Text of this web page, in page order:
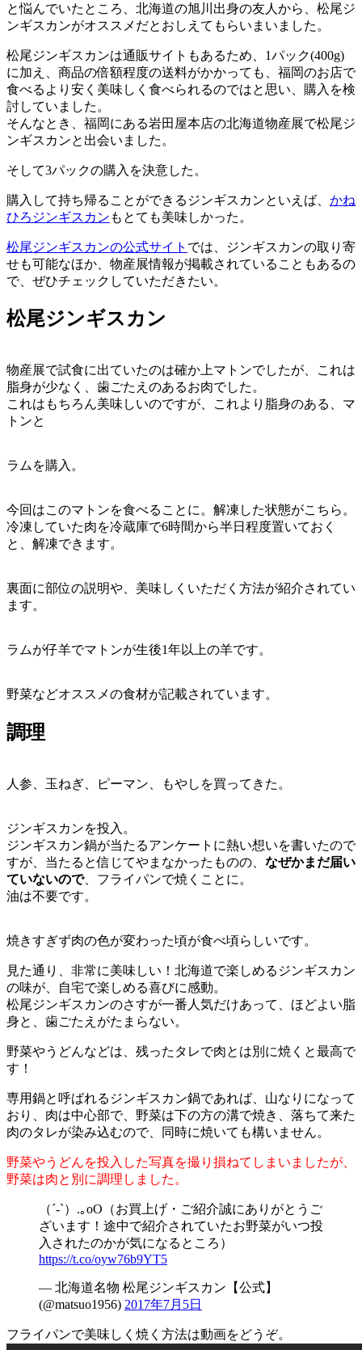
と悩んでいたところ、北海道の旭川出身の友人から、松尾ジ
ンギスカンがオススメだとおしえてもらいまいました。
松尾ジンギスカンは通販サイトもあるため、1パック(400g)
に加え、商品の倍額程度の送料がかかっても、福岡のお店で
食べるより安く美味しく食べられるのではと思い、購入を検
討していました。
そんなとき、福岡にある岩田屋本店の北海道物産展で松尾ジ
ンギスカンと出会いました。
そして3パックの購入を決意した。
購入して持ち帰ることができるジンギスカンといえば、 かね
ひろジンギスカン もとても美味しかった。
松尾ジンギスカンの公式サイト では、ジンギスカンの取り寄
せも可能なほか、物産展情報が掲載されていることもあるの
で、ぜひチェックしていただきたい。
松尾ジンギスカン
物産展で試食に出ていたのは確か上マトンでしたが、これは
脂身が少なく、歯ごたえのあるお肉でした。
これはもちろん美味しいのですが、これより脂身のある、マ
トンと
ラムを購入。
今回はこのマトンを食べることに。解凍した状態がこちら。
冷凍していた肉を冷蔵庫で6時間から半日程度置いておく
と、解凍できます。
裏面に部位の説明や、美味しくいただく方法が紹介されてい
ます。
ラムが仔羊でマトンが生後1年以上の羊です。
野菜などオススメの食材が記載されています。
調理
人参、玉ねぎ、ピーマン、もやしを買ってきた。
ジンギスカンを投入。
ジンギスカン鍋が当たるアンケートに熱い想いを書いたので
すが、当たると信じてやまなかったものの、 なぜかまだ届い
ていないので、フライパンで焼くことに。
油は不要です。
焼きすぎず肉の色が変わった頃が食べ頃らしいです。
見た通り、非常に美味しい！北海道で楽しめるジンギスカン
の味が、自宅で楽しめる喜びに感動。
松尾ジンギスカンのさすが一番人気だけあって、ほどよい脂
身と、歯ごたえがたまらない。
野菜やうどんなどは、残ったタレで肉とは別に焼くと最高で
す！
専用鍋と呼ばれるジンギスカン鍋であれば、山なりになって
おり、肉は中心部で、野菜は下の方の溝で焼き、落ちて来た
肉のタレが染み込むので、同時に焼いても構いません。
野菜やうどんを投入した写真を撮り損ねてしまいましたが、
野菜は肉と別に調理しました。
（´-`）.｡oO（お買上げ・ご紹介誠にありがとうご
ざいます！途中で紹介されていたお野菜がいつ投
入されたのかが気になるところ）
https://t.co/oyw76b9YT5
— 北海道名物 松尾ジンギスカン【公式】
(@matsuo1956) 2017年7月5日
フライパンで美味しく焼く方法は動画をどうぞ。